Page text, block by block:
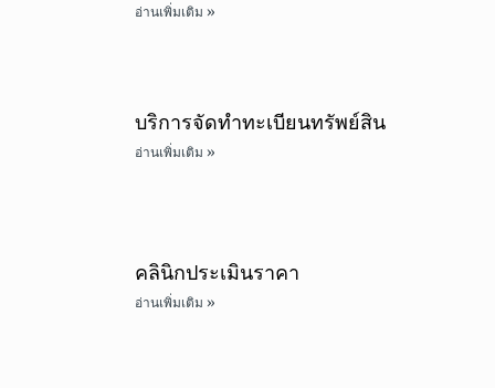
อ่านเพิ่มเติม »
บริการจัดทำทะเบียนทรัพย์สิน
อ่านเพิ่มเติม »
คลินิกประเมินราคา
อ่านเพิ่มเติม »